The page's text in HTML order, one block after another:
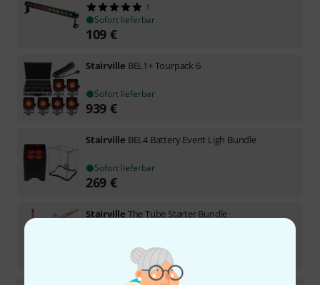
1
Sofort lieferbar
109 €
Stairville BEL1+ Tourpack 6
Sofort lieferbar
939 €
Stairville BEL4 Battery Event Ligh Bundle
Sofort lieferbar
269 €
Stairville The Tube Starter Bundle